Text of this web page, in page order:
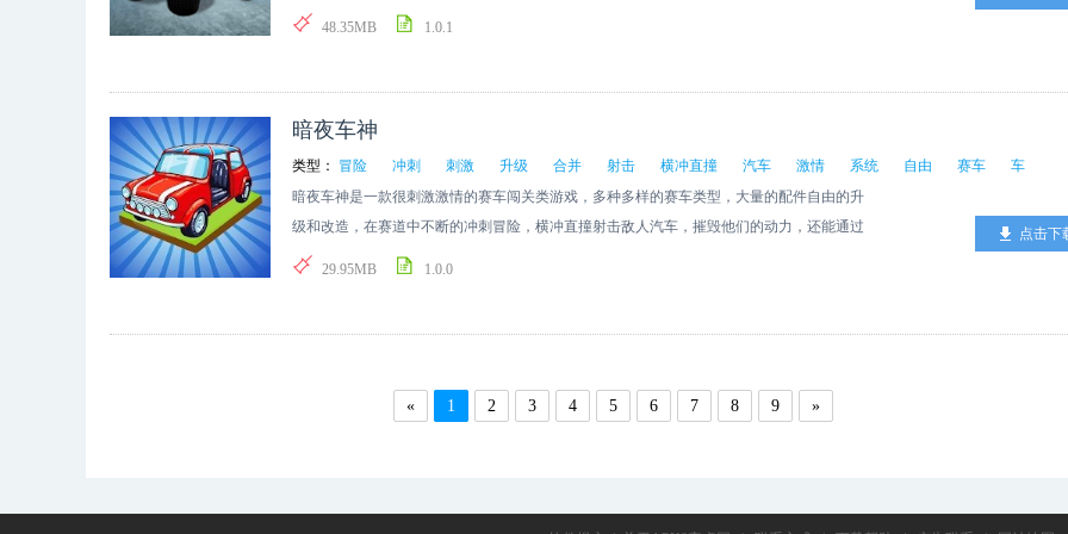
加载不同的武器组装起来，可以射击你的队友摧毁他们的汽车，喜欢就来玩吧。
48.35MB 1.0.1
暗夜车神
类型： 冒险 冲刺 刺激 升级 合并 射击 横冲直撞 汽车 激情 系统 自由 赛车
车
暗夜车神是一款很刺激激情的赛车闯关类游戏，多种多样的赛车类型，大量的配件自由的升
级和改造，在赛道中不断的冲刺冒险，横冲直撞射击敌人汽车，摧毁他们的动力，还能通过
合并系统获取更高级的汽车，喜欢就来玩吧。
29.95MB 1.0.0
点击下
« 1 2 3 4 5 6 7 8 9 »